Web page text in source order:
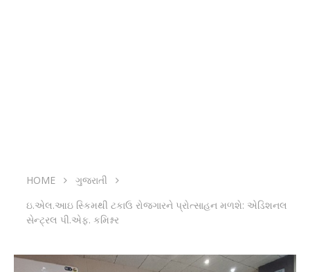
HOME
ગુજરાતી
ઇ.એલ.આઇ સ્કિમથી ટકાઉ રોજગારને પ્રોત્સાહન મળશે: એડિશનલ
સેન્ટ્રલ પી.એફ. કમિશ્નર